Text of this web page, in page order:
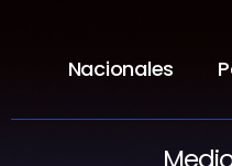
Nacionales